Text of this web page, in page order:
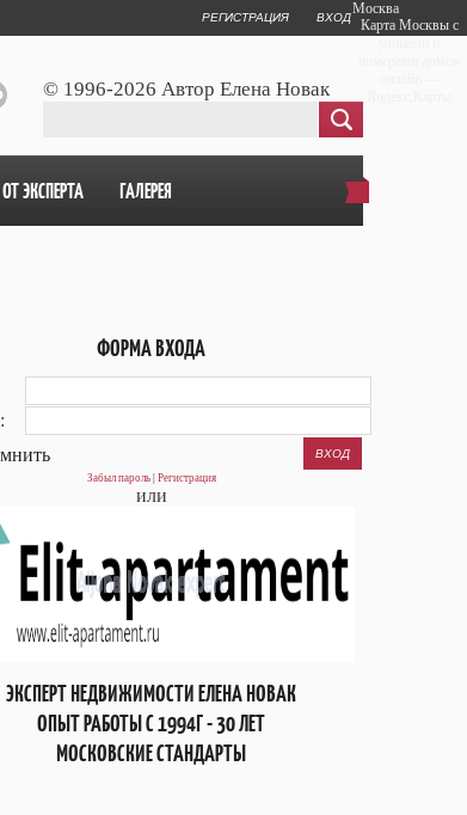
РЕГИСТРАЦИЯ ВХОД
© 1996-2026 Автор Елена Новак
ОТ ЭКСПЕРТА ГАЛЕРЕЯ
ФОРМА ВХОДА
Забыл пароль| Регистрация
или
ЭКСПЕРТ НЕДВИЖИМОСТИ ЕЛЕНА НОВАК
ОПЫТ РАБОТЫ С 1994Г - 30 ЛЕТ
МОСКОВСКИЕ СТАНДАРТЫ
Москва
Карта Москвы с